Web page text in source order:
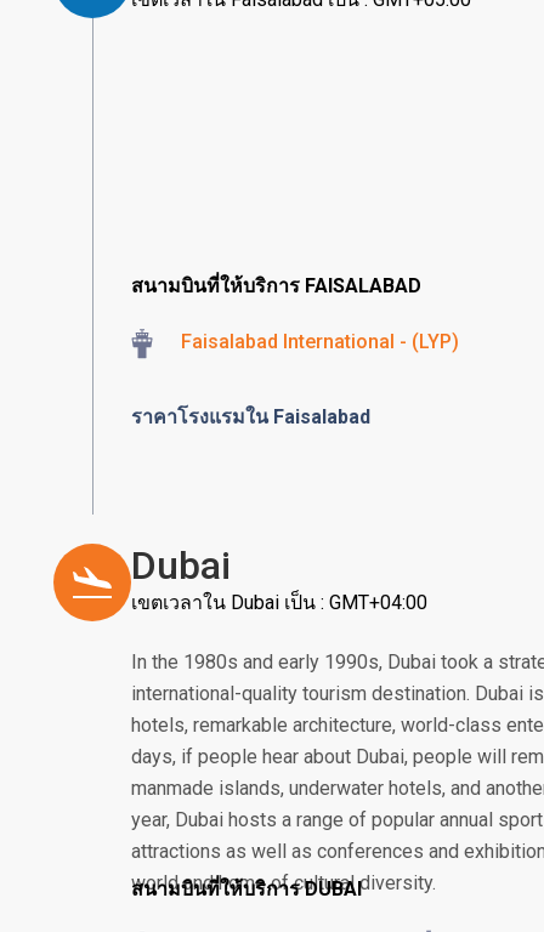
สนามบินที่ให้บริการ FAISALABAD
Faisalabad International - (LYP)
ราคาโรงแรมใน Faisalabad
Dubai
เขตเวลาใน Dubai เป็น : GMT+04:00
In the 1980s and early 1990s, Dubai took a
international-quality tourism destination. Dubai
hotels, remarkable architecture, world-class
days, if people hear about Dubai, people will
manmade islands, underwater hotels, and
year, Dubai hosts a range of popular annual
attractions as well as conferences and
world and home of cultural diversity.
สนามบินที่ให้บริการ DUBAI